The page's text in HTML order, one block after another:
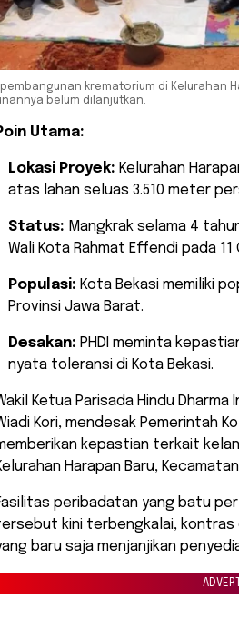
krematorium di Kelurahan
belum dilanjutkan.
Utama:
Lokasi Proyek: Kelurahan
atas lahan seluas 3.510 meter
Status: Mangkrak selama 4
Wali Kota Rahmat Effendi pada 11
Populasi: Kota Bekasi memiliki
Provinsi Jawa Barat.
Desakan: PHDI meminta
nyata toleransi di Kota Bekasi.
Ketua Parisada Hindu Dharma
Kori, mendesak Pemerintah
kepastian terkait
Harapan Baru,
peribadatan yang batu
kini terbengkalai, kontras
baru saja menjanjikan